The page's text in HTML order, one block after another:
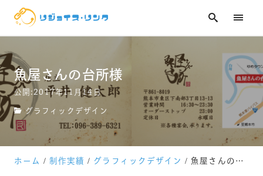
技術ブログ
魚屋さんの台所様
公開:2017年11月14日
グラフィックデザイン
ホーム 制作実績 グラフィックデザイン 魚屋さんの台所様